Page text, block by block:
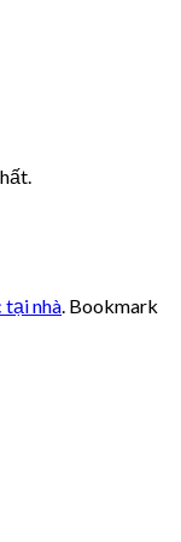
tại nhà . Bookmark